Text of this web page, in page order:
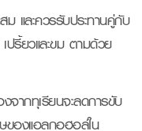
ม และควรรับประทานคู่กับ
รี้ยวและขม ตามด้วย
จากทุเรียนจะลดการขับ
ของแอลกอฮอล์ใน